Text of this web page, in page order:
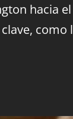
hacia
como